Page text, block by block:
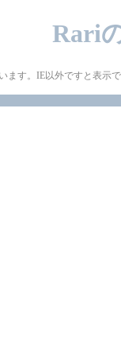
Rari
ます。IE以外ですと表示